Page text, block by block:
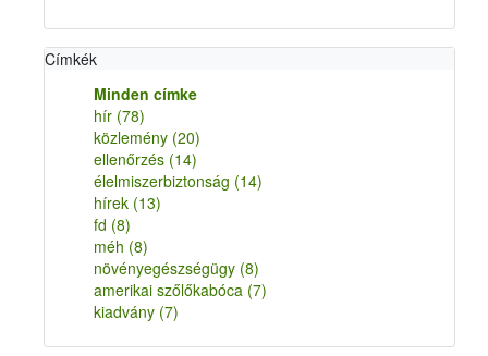
Címkék
Minden címke
hír (78)
közlemény (20)
ellenőrzés (14)
élelmiszerbiztonság (14)
hírek (13)
fd (8)
méh (8)
növényegészségügy (8)
amerikai szőlőkabóca (7)
kiadvány (7)